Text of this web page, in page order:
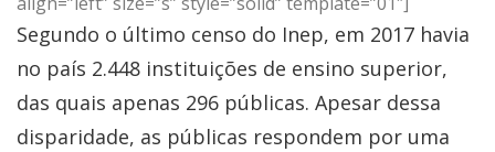
Segundo o último censo do Inep, em 2017 havia
no país 2.448 instituições de ensino superior,
das quais apenas 296 públicas. Apesar dessa
disparidade, as públicas respondem por uma